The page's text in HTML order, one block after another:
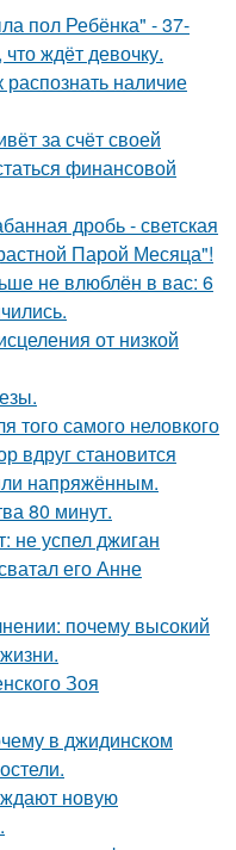
пол Ребёнка" - 37-
ждёт девочку.
наличие
за счёт своей
финансовой
дробь - светская
Парой Месяца"!
не влюблён в вас: 6
от низкой
того самого неловкого
вдруг становится
напряжённым.
80 минут.
не успел джиган
его Анне
почему высокий
Зоя
в джидинском
новую